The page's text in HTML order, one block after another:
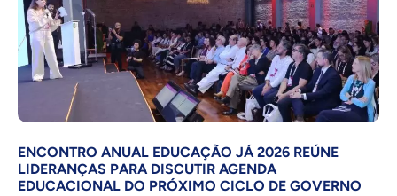
ENCONTRO ANUAL EDUCAÇÃO JÁ 2026 REÚNE
LIDERANÇAS PARA DISCUTIR AGENDA
EDUCACIONAL DO PRÓXIMO CICLO DE GOVERNO